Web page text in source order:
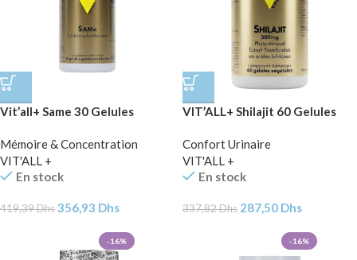
Vit’all+ Same 30 Gelules
Mémoire & Concentration
VIT'ALL +
En stock
419,39Dhs356,93 Dhs
VIT’ALL+ Shilajit 60 Gelules
Confort Urinaire
VIT'ALL +
En stock
337,82Dhs 287,50 Dhs
-16% -16%